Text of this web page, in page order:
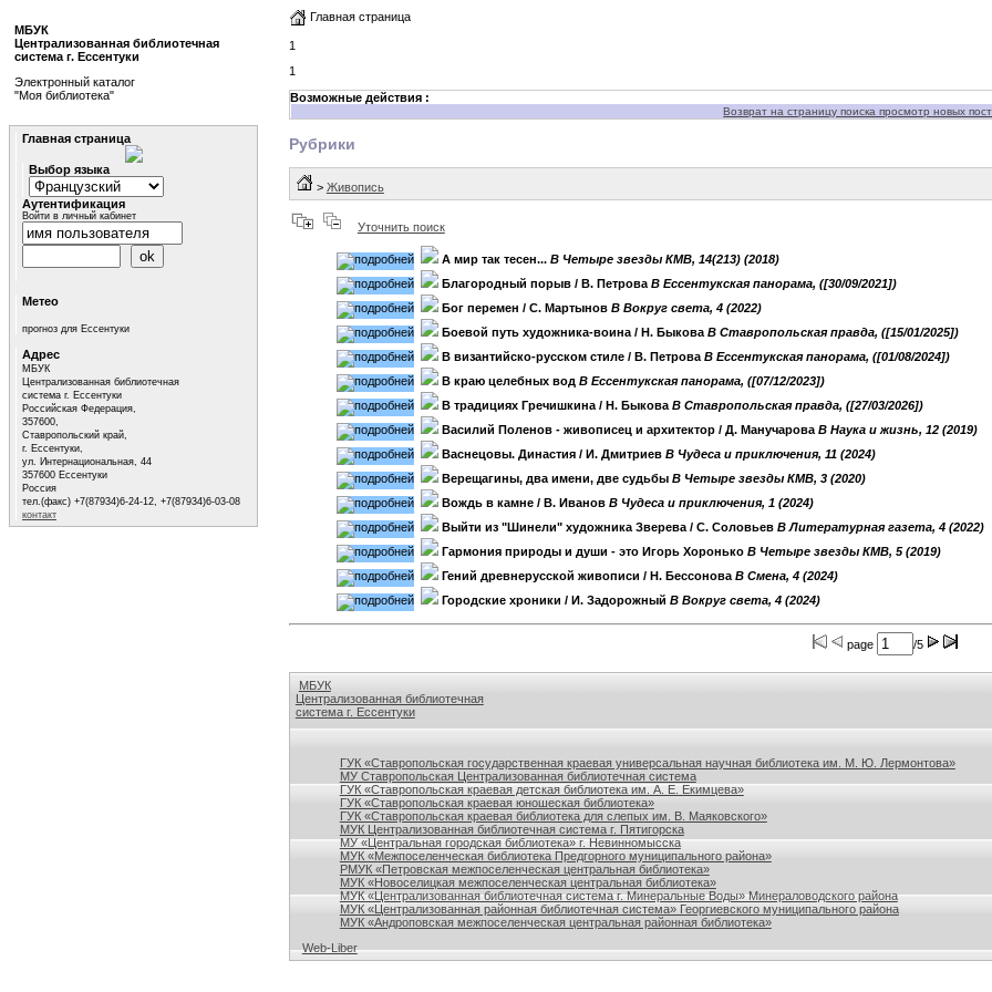
Главная страница
1
1
Возможные действия :
Возврат на страницу поиска просмотр новых
Рубрики
> Живопись
Уточнить поиск
А мир так тесен... B Четыре звезды КМВ, 14(213) (2018)
Благородный порыв/ В. Петрова B Ессентукская панорама, ([30/09/2021])
Бог перемен / С. Мартынов B Вокруг света, 4 (2022)
Боевой путь художника-воина/ Н. Быкова B Ставропольская правда, ([15/01/2025])
В византийско-русском стиле/ В. Петрова B Ессентукская панорама, ([01/08/2024])
В краю целебных вод B Ессентукская панорама, ([07/12/2023])
В традициях Гречишкина/ Н. Быкова B Ставропольская правда, ([27/03/2026])
Василий Поленов - живописец и архитектор/ Д. Манучарова B Наука и жизнь, 12 (2019)
Васнецовы. Династия/ И. Дмитриев B Чудеса и приключения, 11 (2024)
Верещагины, два имени, две судьбы B Четыре звезды КМВ, 3 (2020)
Вождь в камне/ В. Иванов B Чудеса и приключения, 1 (2024)
Выйти из "Шинели" художника Зверева/ С. Соловьев B Литературная газета, 4 (2022)
Гармония природы и души - это Игорь Хоронько B Четыре звезды КМВ, 5 (2019)
Гений древнерусской живописи / Н. Бессонова B Смена, 4 (2024)
Городские хроники / И. Задорожный B Вокруг света, 4 (2024)
page /5
МБУК
Централизованная библиотечная
система г. Ессентуки
ГУК «Ставропольская государственная краевая универсальная научная библиотека им. М. Ю. Лермонтова»
МУ Ставропольская Централизованная библиотечная система
ГУК «Ставропольская краевая детская библиотека им. А. Е. Екимцева»
ГУК «Ставропольская краевая юношеская библиотека»
ГУК «Ставропольская краевая библиотека для слепых им. В. Маяковского»
МУК Централизованная библиотечная система г. Пятигорска
МУ «Центральная городская библиотека» г. Невинномысска
МУК «Межпоселенческая библиотека Предгорного муниципального района»
РМУК «Петровская межпоселенческая центральная библиотека»
МУК «Новоселицкая межпоселенческая центральная библиотека»
МУК «Централизованная библиотечная система г. Минеральные Воды» Минераловодского района
МУК «Централизованная районная библиотечная система» Георгиевского муниципального района
МУК «Андроповская межпоселенческая центральная районная библиотека»
Web-Liber
МБУК
Централизованная библиотечная
система г. Ессентуки
Электронный каталог
"Моя библиотека"
Главная страница
Выбор языка
Аутентификация
Войти в личный кабинет
Метео
прогноз для Ессентуки
Адрес
МБУК
Централизованная библиотечная
система г. Ессентуки
Российская Федерация,
357600,
Ставропольский край,
г. Ессентуки,
ул. Интернациональная, 44
357600 Ессентуки
Россия
тел.(факс) +7(87934)6-24-12, +7(87934)6-03-08
контакт